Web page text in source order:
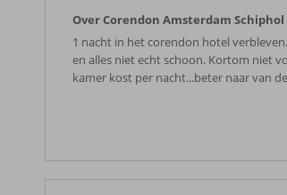
Over Corendon Amsterdam
1 nacht in het corendon hotel
en alles niet echt schoon. Kortom niet
kamer kost per nacht...beter naar van